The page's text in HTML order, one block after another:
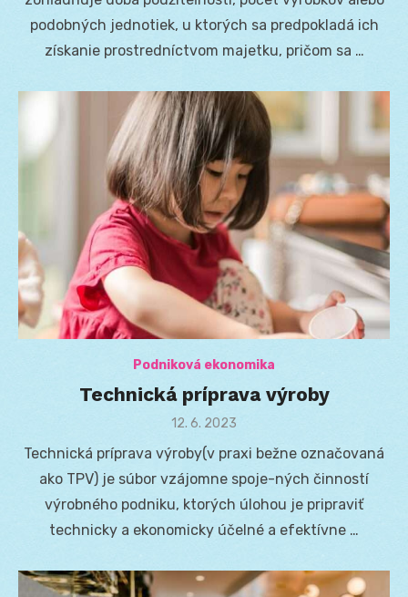
podobných jednotiek, u ktorých sa predpokladá ich
získanie prostredníctvom majetku, pričom sa …
Podniková ekonomika
Technická príprava výroby
Posted
12. 6. 2023
Technická príprava výroby(v praxi bežne označovaná
ako TPV) je súbor vzájomne spoje-ných činností
výrobného podniku, ktorých úlohou je pripraviť
technicky a ekonomicky účelné a efektívne …